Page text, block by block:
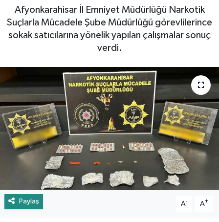
Afyonkarahisar İl Emniyet Müdürlüğü Narkotik
Suçlarla Mücadele Şube Müdürlüğü görevlilerince
sokak satıcılarına yönelik yapılan çalışmalar sonuç
verdi.
Paylaş A- A+
CANLI YAYIN